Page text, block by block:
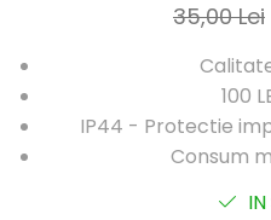
35,00 Lei
100
IP44 - Protectie
Consum